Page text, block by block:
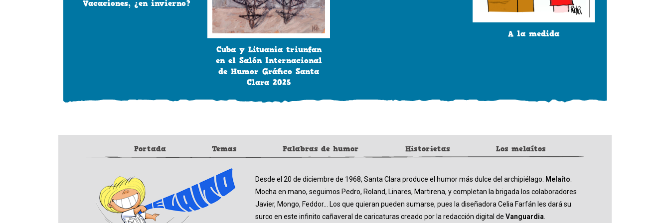
Vacaciones, ¿en invierno?
Cuba y Lituania triunfan
en el Salón Internacional
de Humor Gráfico Santa
Clara 2025
A la medida
Portada Temas Palabras de humor Historietas Los melaítos
Desde el 20 de diciembre de 1968, Santa Clara produce el humor más dulce del archipiélago: Melaíto.
Mocha en mano, seguimos Pedro, Roland, Linares, Martirena, y completan la brigada los colaboradores
Javier, Mongo, Feddor… Los que quieran pueden sumarse, pues la diseñadora Celia Farfán les dará su
surco en este infinito cañaveral de caricaturas creado por la redacción digital de Vanguardia.